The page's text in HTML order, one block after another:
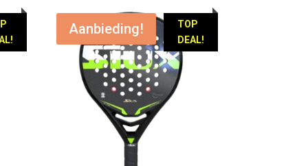
€ 25,95
TOP
DEAL!
Aanbieding!